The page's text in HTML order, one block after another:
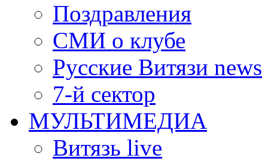
Поздравления
СМИ о клубе
Русские Витязи news
7-й сектор
МУЛЬТИМЕДИА
Витязь live